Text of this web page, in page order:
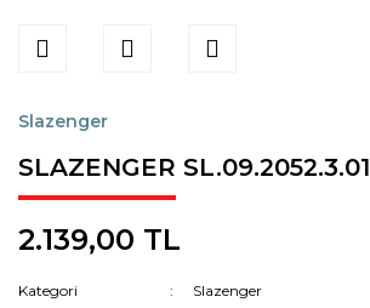
Slazenger
SLAZENGER SL.09.2052.3.01
2.139,00 TL
Kategori
Slazenger